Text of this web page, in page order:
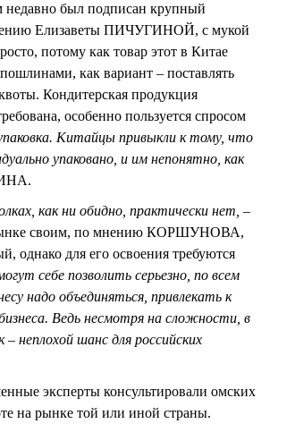
недавно был подписан крупный
Елизаветы ПИЧУГИНОЙ, с мукой
потому как товар этот в Китае
как вариант – поставлять
Кондитерская продукция
особенно пользуется спросом
Китайцы привыкли к тому, что
упаковано, и им непонятно, как
как ни обидно, практически нет, –
своим, по мнению КОРШУНОВА,
однако для его освоения требуются
себе позволить серьезно, по всем
надо объединяться, привлекать к
Ведь несмотря на сложности, в
неплохой шанс для российских
эксперты консультировали омских
на рынке той или иной страны.